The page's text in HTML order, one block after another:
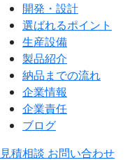
開発・設計
選ばれるポイント
生産設備
製品紹介
納品までの流れ
企業情報
企業責任
ブログ
見積相談 お問い合わせ